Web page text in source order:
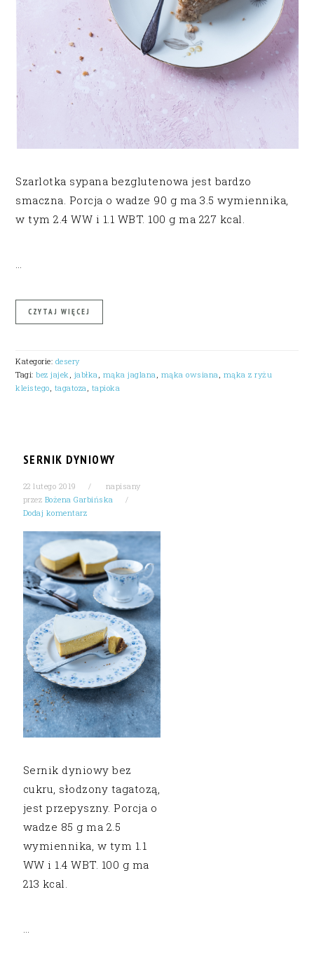
Szarlotka sypana bezglutenowa jest bardzo
smaczna. Porcja o wadze 90 g ma 3.5 wymiennika,
w tym 2.4 WW i 1.1 WBT. 100 g ma 227 kcal.
CZYTAJ WIĘCEJ
Kategorie: desery
Tagi:bez jajek jabłka mąka jaglana mąka owsiana mąka z ryżu
kleistego tagatoza tapioka
SERNIK DYNIOWY
22 lutego 2019
napisany
przez Bożena Garbińska
Dodaj komentarz
Sernik dyniowy bez
cukru, słodzony tagatozą,
jest przepyszny. Porcja o
wadze 85 g ma 2.5
wymiennika, w tym 1.1
WW i 1.4 WBT. 100 g ma
213 kcal.
…